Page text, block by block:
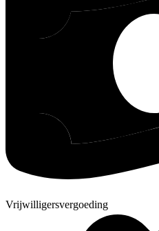
Vrijwilligersvergoeding